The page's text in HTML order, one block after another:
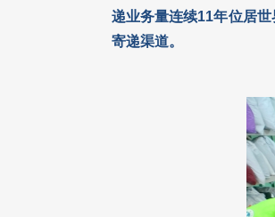
递业务量连续11年位居
寄递渠道。